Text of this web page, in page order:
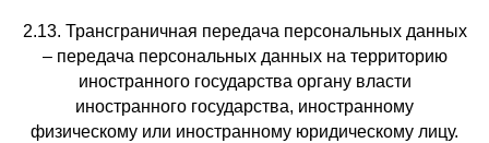
2.13. Трансграничная передача персональных данных
– передача персональных данных на территорию
иностранного государства органу власти
иностранного государства, иностранному
физическому или иностранному юридическому лицу.